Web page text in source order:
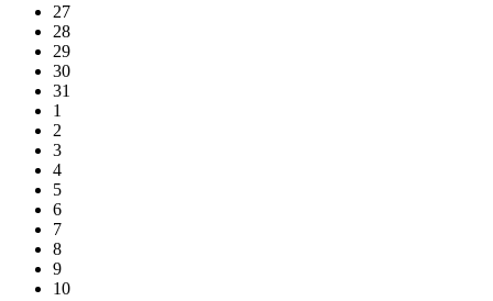
27
28
29
30
31
1
2
3
4
5
6
7
8
9
10